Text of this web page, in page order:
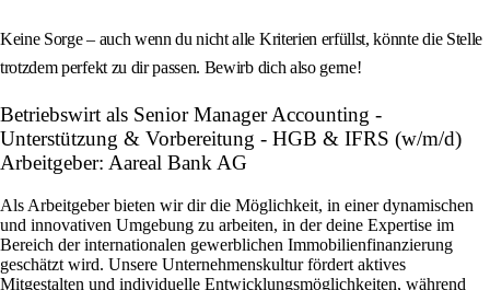
Keine Sorge – auch wenn du nicht alle Kriterien erfüllst, könnte die Stelle
trotzdem perfekt zu dir passen. Bewirb dich also gerne!
Betriebswirt als Senior Manager Accounting -
Unterstützung & Vorbereitung - HGB & IFRS (w/m/d)
Arbeitgeber: Aareal Bank AG
Als Arbeitgeber bieten wir dir die Möglichkeit, in einer dynamischen
und innovativen Umgebung zu arbeiten, in der deine Expertise im
Bereich der internationalen gewerblichen Immobilienfinanzierung
geschätzt wird. Unsere Unternehmenskultur fördert aktives
Mitgestalten und individuelle Entwicklungsmöglichkeiten, während